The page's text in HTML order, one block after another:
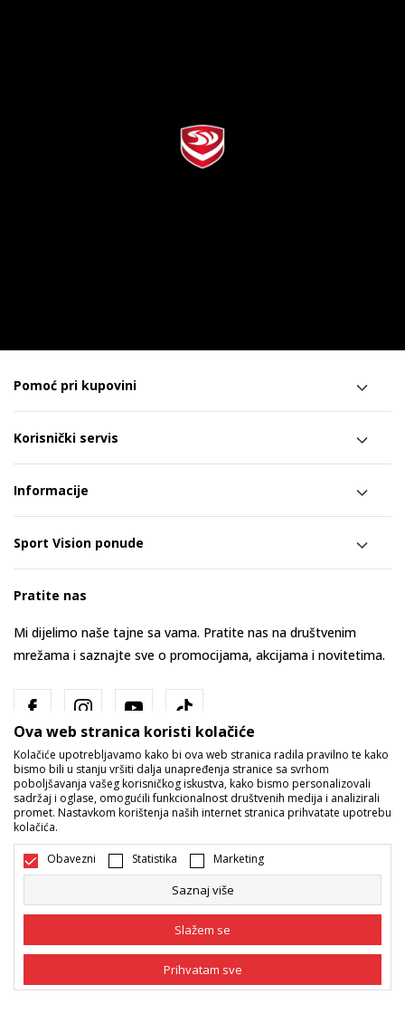
Pomoć pri kupovini
Korisnički servis
Informacije
Sport Vision ponude
Pratite nas
Mi dijelimo naše tajne sa vama. Pratite nas na društvenim
mrežama i saznajte sve o promocijama, akcijama i novitetima.
Bosna i Hercegovina Promijenite
Nastojimo da budemo što precizniji u opisu proizvoda, prikazu slika i
samih cijena, ali ne možemo garantovati da su sve informacije kompletne
i bez grešaka. Svi artikli prikazani na sajtu su dio naše ponude i ne
Ova web stranica koristi kolačiće
Kolačiće upotrebljavamo kako bi ova web stranica radila pravilno te kako
bismo bili u stanju vršiti dalja unapređenja stranice sa svrhom
poboljšavanja vašeg korisničkog iskustva, kako bismo personalizovali
sadržaj i oglase, omogućili funkcionalnost društvenih medija i analizirali
promet. Nastavkom korištenja naših internet stranica prihvatate upotrebu
kolačića.
Obavezni Statistika Marketing
Saznaj više
Slažem se
Prihvatam sve